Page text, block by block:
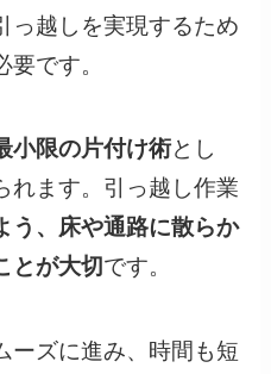
っ越しを実現するため
要です。
小限の片付け術とし
れます。引っ越し作業
う、床や通路に散らか
とが大切です。
ーズに進み、時間も短